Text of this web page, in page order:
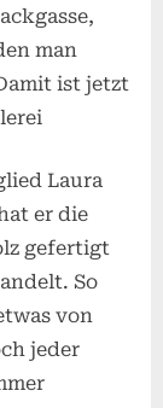
man
ist jetzt
Laura
er die
gefertigt
So
von
jeder